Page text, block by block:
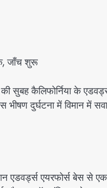
जाँच शुरू
सुबह कैलिफोर्निया के
दुर्घटना में विमान में
एडवर्ड्स एयरफोर्स बेस से एक